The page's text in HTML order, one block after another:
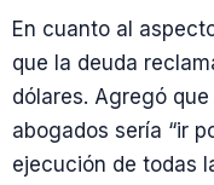
En cuanto al
que la deuda
dólares. Agregó
abogados sería “ir
ejecución de todas